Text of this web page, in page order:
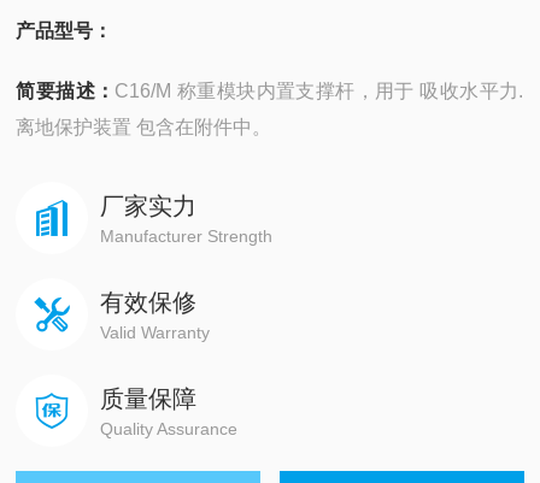
产品型号：
简要描述： C16/M 称重模块内置支撑杆，用于 吸收水平力.
离地保护装置 包含在附件中。
厂家实力
Manufacturer Strength
有效保修
Valid Warranty
质量保障
Quality Assurance